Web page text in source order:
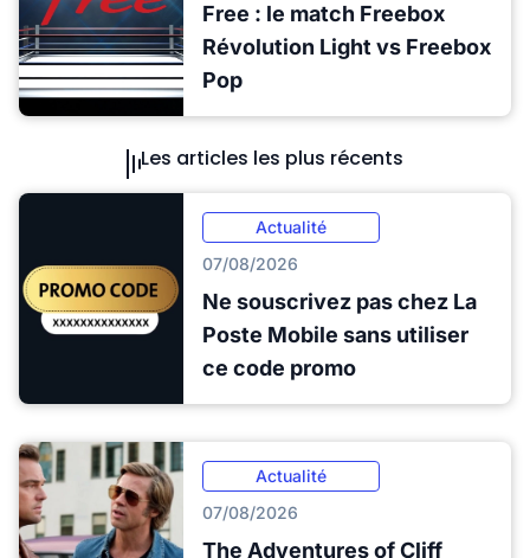
Free : le match Freebox
Révolution Light vs Freebox
Pop
Les articles les plus récents
Actualité
07/08/2026
Ne souscrivez pas chez La
Poste Mobile sans utiliser
ce code promo
Actualité
07/08/2026
The Adventures of Cliff